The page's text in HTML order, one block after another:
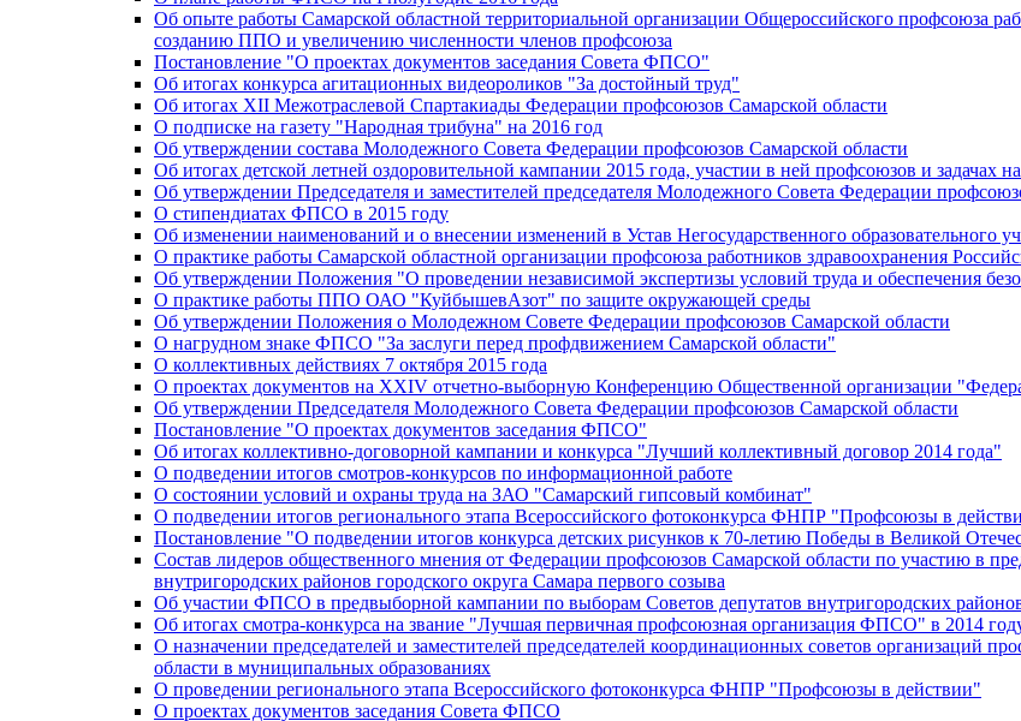
Об опыте работы Самарской областной территориальной организации Общероссийского профсоюза
созданию ППО и увеличению численности членов профсоюза
Постановление "О проектах документов заседания Совета ФПСО"
Об итогах конкурса агитационных видеороликов "За достойный труд"
Об итогах XII Межотраслевой Спартакиады Федерации профсоюзов Самарской области
О подписке на газету "Народная трибуна" на 2016 год
Об утверждении состава Молодежного Совета Федерации профсоюзов Самарской области
Об итогах детской летней оздоровительной кампании 2015 года, участии в ней профсоюзов и задачах
Об утверждении Председателя и заместителей председателя Молодежного Совета Федерации
О стипендиатах ФПСО в 2015 году
Об изменении наименований и о внесении изменений в Устав Негосударственного образовательного
О практике работы Самарской областной организации профсоюза работников здравоохранения
Об утверждении Положения "О проведении независимой экспертизы условий труда и обеспечения
О практике работы ППО ОАО "КуйбышевАзот" по защите окружающей среды
Об утверждении Положения о Молодежном Совете Федерации профсоюзов Самарской области
О нагрудном знаке ФПСО "За заслуги перед профдвижением Самарской области"
О коллективных действиях 7 октября 2015 года
О проектах документов на XXIV отчетно-выборную Конференцию Общественной организации
Об утверждении Председателя Молодежного Совета Федерации профсоюзов Самарской области
Постановление "О проектах документов заседания ФПСО"
Об итогах коллективно-договорной кампании и конкурса "Лучший коллективный договор 2014 года"
О подведении итогов смотров-конкурсов по информационной работе
О состоянии условий и охраны труда на ЗАО "Самарский гипсовый комбинат"
О подведении итогов регионального этапа Всероссийского фотоконкурса ФНПР "Профсоюзы в
Постановление "О подведении итогов конкурса детских рисунков к 70-летию Победы в Великой
Состав лидеров общественного мнения от Федерации профсоюзов Самарской области по участию в
внутригородских районов городского округа Самара первого созыва
Об участии ФПСО в предвыборной кампании по выборам Советов депутатов внутригородских районов
Об итогах смотра-конкурса на звание "Лучшая первичная профсоюзная организация ФПСО" в 2014
О назначении председателей и заместителей председателей координационных советов организаций
области в муниципальных образованиях
О проведении регионального этапа Всероссийского фотоконкурса ФНПР "Профсоюзы в действии"
О проектах документов заседания Совета ФПСО